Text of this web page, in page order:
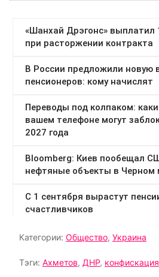
Категории: Общество, Украина
Тэги: Ахметов, ДНР, конфискация